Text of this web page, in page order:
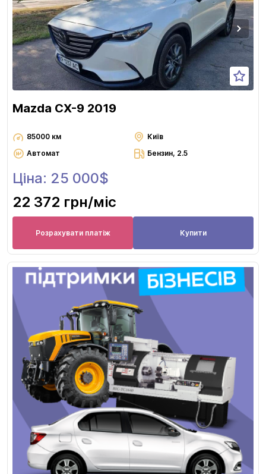
Mazda CX-9 2019
85000 км
Київ
Автомат
Бензин, 2.5
Ціна: 25 000$
22 372 грн/міс
Розрахувати платіж Купити